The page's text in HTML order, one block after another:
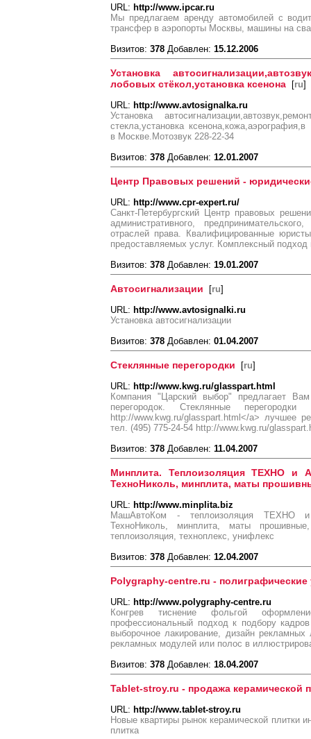
URL: http://www.ipcar.ru
Мы предлагаем аренду автомобилей с
трансфер в аэропорты Москвы, машины на
Визитов: 378 Добавлен: 15.12.2006
Установка
лобовых стёкол,установка ксенона [ru]
URL: http://www.avtosignalka.ru
Установка
стекла,установка ксенона,кожа,аэрография,в
в Москве.Мотозвук 228-22-34
Визитов: 378 Добавлен: 12.01.2007
Центр Правовых решений -
URL: http://www.cpr-expert.ru/
Санкт-Петербургский Центр правовых
административного,
отраслей права. Квалифицированные
предоставляемых услуг. Комплексный
Визитов: 378 Добавлен: 19.01.2007
Автосигнализации [ru]
URL: http://www.avtosignalki.ru
Установка автосигнализации
Визитов: 378 Добавлен: 01.04.2007
Стеклянные перегородки [ru]
URL: http://www.kwg.ru/glasspart.html
Компания "Царский выбор" предлагает
перегородок. Стеклянные перегородки
http://www.kwg.ru/glasspart.html</a> лучшее
тел. (495) 775-24-54 http://www.kwg.ru/
Визитов: 378 Добавлен: 11.04.2007
Минплита. Теплоизоляция ТЕХНО и
ТехноНиколь, минплита, маты
URL: http://www.minplita.biz
МашАвтоКом - теплоизоляция ТЕХНО
ТехноНиколь, минплита, маты
теплоизоляция, техноплекс, унифлекс
Визитов: 378 Добавлен: 12.04.2007
Polygraphy-centre.ru - полиграфические
URL: http://www.polygraphy-centre.ru
Конгрев тиснение фольгой
профессиональный подход к подбору
выборочное лакирование, дизайн
рекламных модулей или полос в
Визитов: 378 Добавлен: 18.04.2007
Tablet-stroy.ru - продажа керамической
URL: http://www.tablet-stroy.ru
Новые квартиры рынок керамической плитки
плитка